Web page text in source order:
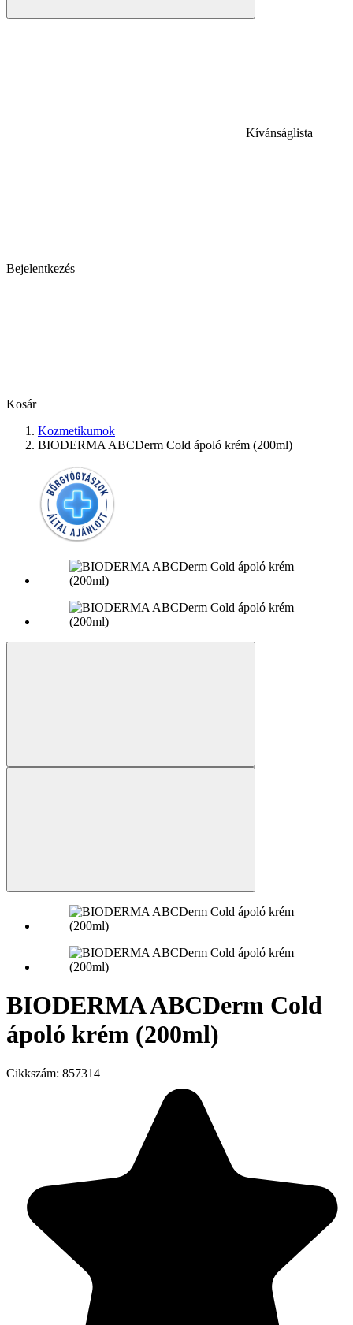
Kívánságlista
Bejelentkezés
Kosár
Kozmetikumok
BIODERMA ABCDerm Cold ápoló krém (200ml)
BIODERMA ABCDerm Cold
ápoló krém (200ml)
Cikkszám: 857314